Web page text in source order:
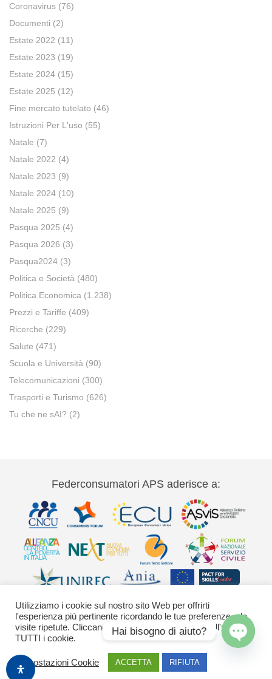
Coronavirus (76)
Documenti (2)
Estate 2022 (11)
Estate 2023 (19)
Estate 2024 (15)
Estate 2025 (12)
Fine mercato tutelato (46)
Istruzioni Per L'uso (55)
Natale (7)
Natale 2022 (4)
Natale 2023 (9)
Natale 2024 (10)
Natale 2025 (9)
Pasqua 2025 (4)
Pasqua 2026 (3)
Pasqua2024 (3)
Politica e Società (480)
Politica Economica (1.238)
Prezzi e Tariffe (409)
Ricerche (229)
Salute (471)
Scuola e Università (90)
Telecomunicazioni (300)
Trasporti e Turismo (626)
Tu che ne sAI? (2)
Federconsumatori APS aderisce a:
Via Palestro 11 00185 Roma - tel 06
42020755-9 federconsumatori@federconsumatori.it Ufficio stampa tel: 06
42020755 ufficiostampa@federconsumatori.it -Cookies Policy
Utilizziamo i cookie sul nostro sito Web per offrirti
l'esperienza più pertinente ricordando le tue preferenze e le
visite ripetute. Cliccando su "Accetta" acconsenti all'uso di
TUTTI i cookie.
Impostazioni Cookie ACCETTA RIFIUTA
Hai bisogno di aiuto?